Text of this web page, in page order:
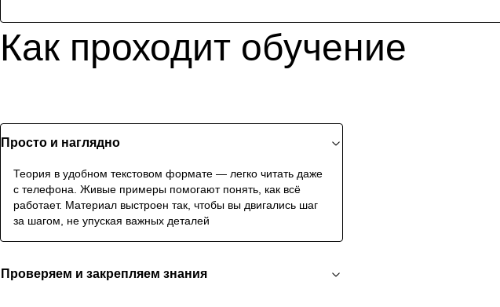
Как проходит обучение
Просто и наглядно
Теория в удобном текстовом формате — легко читать даже
с телефона. Живые примеры помогают понять, как всё
работает. Материал выстроен так, чтобы вы двигались шаг
за шагом, не упуская важных деталей
Проверяем и закрепляем знания